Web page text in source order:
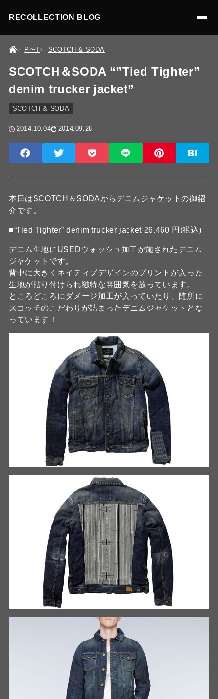
RECOLLECTION BLOG
P〜T SCOTCH & SODA
SCOTCH＆SODA “”Tied Tighter”
denim trucker jacket”
SCOTCH & SODA
2014.10.04 2014.09.28
本日はSCOTCH＆SODAからデニムジャケットの御紹
介です。
■“Tied Tighter” denim trucker jacket 26,460 円(税込)
デニム生地にUSEDウォッシュ加工が施されたデニム
ジャケットです。
背中に大きくネイティブデザインのプリントが入った
生地が貼り付けられ独特な雰囲気を放っています。
ところどころにダメージ加工が入っていたり、随所に
スコッチのこだわりが詰まったデニムジャケットとな
っています！